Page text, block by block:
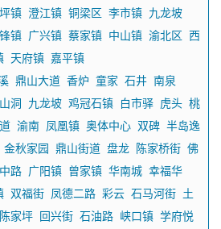
镇 澄江镇 铜梁区 李市镇 九龙坡
镇 广兴镇 蔡家镇 中山镇 渝北区 西
天府镇 嘉平镇
鼎山大道 香炉 童家 石井 南泉
山洞 九龙坡 鸡冠石镇 白市驿 虎头 桃
渝南 凤凰镇 奥体中心 双碑 半岛逸
金秋家园 鼎山街道 盘龙 陈家桥街 佛
路 广阳镇 曾家镇 华南城 幸福华
双福街 凤德二路 彩云 石马河街 土
陈家坪 回兴街 石油路 峡口镇 学府悦